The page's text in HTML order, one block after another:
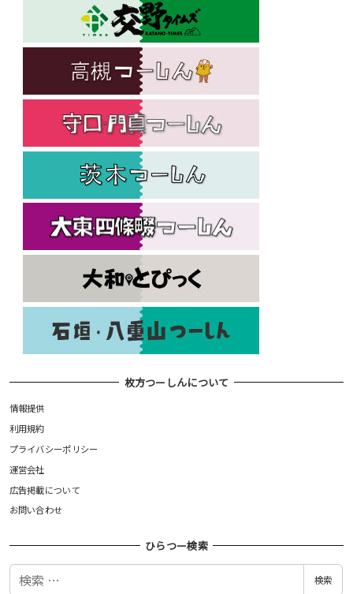
枚方つーしんについて
情報提供
利用規約
プライバシーポリシー
運営会社
広告掲載について
お問い合わせ
ひらつー検索
検
検索